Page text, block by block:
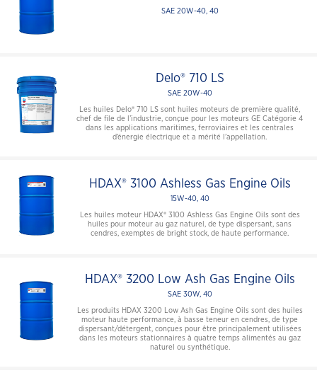
SAE 20W-40, 40
Delo® 710 LS
SAE 20W-40
Les huiles Delo® 710 LS sont huiles moteurs de première qualité,
chef de file de l’industrie, conçue pour les moteurs GE Catégorie 4
dans les applications maritimes, ferroviaires et les centrales
d’énergie électrique et a mérité l’appellation.
HDAX® 3100 Ashless Gas Engine Oils
15W-40, 40
Les huiles moteur HDAX® 3100 Ashless Gas Engine Oils sont des
huiles pour moteur au gaz naturel, de type dispersant, sans
cendres, exemptes de bright stock, de haute performance.
HDAX® 3200 Low Ash Gas Engine Oils
SAE 30W, 40
Les produits HDAX 3200 Low Ash Gas Engine Oils sont des huiles
moteur haute performance, à basse teneur en cendres, de type
dispersant/détergent, conçues pour être principalement utilisées
dans les moteurs stationnaires à quatre temps alimentés au gaz
naturel ou synthétique.